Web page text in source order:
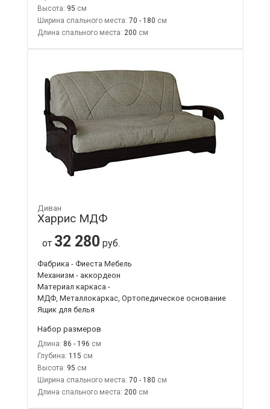
Высота: 95
Ширина спального места: 70 - 180
Длина спального места: 200
Диван
Харрис МДФ
от 32 280 руб.
Фабрика - Фиеста Мебель
Механизм - аккордеон
Материал каркаса -
МДФ, Металлокаркас, Ортопедическое основание
Ящик для белья
Набор размеров
Длина: 86 - 196
Глубина: 115
Высота: 95
Ширина спального места: 70 - 180
Длина спального места: 200